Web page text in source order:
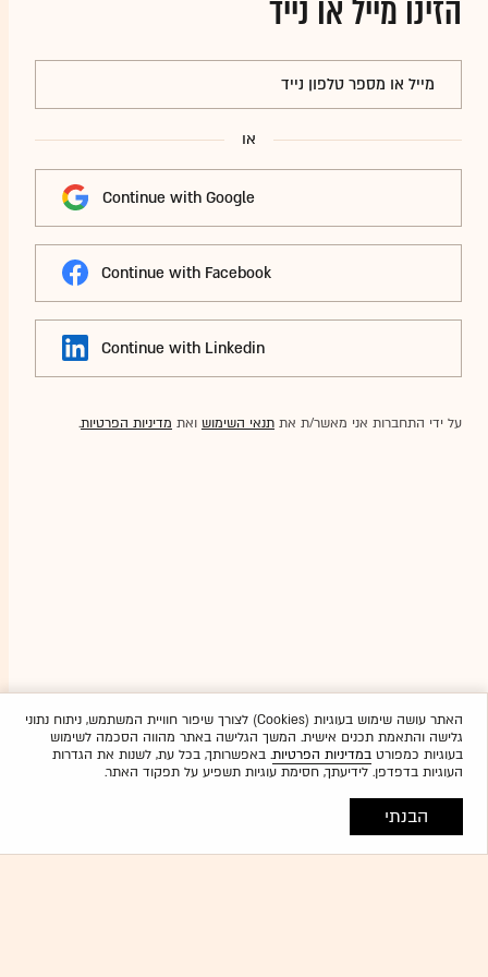
הזינו מייל או נייד
מייל או מספר טלפון נייד
או
Continue with Google
Continue with Facebook
Continue with Linkedin
על ידי התחברות אני מאשר/ת את תנאי השימוש ואת מדיניות הפרטיות.
האתר עושה שימוש בעוגיות (Cookies) לצורך שיפור חוויית המשתמש, ניתוח נתוני
גלישה והתאמת תכנים אישית. המשך הגלישה באתר מהווה הסכמה לשימוש
בעוגיות כמפורטבמדיניות הפרטיות. באפשרותך, בכל עת, לשנות את הגדרות
העוגיות בדפדפן. לידיעתך, חסימת עוגיות תשפיע על תפקוד האתר.
הבנתי